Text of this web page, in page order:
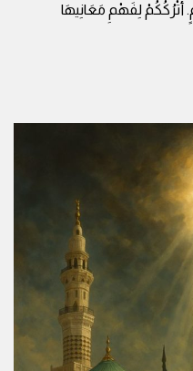
أَتْرُكُكُمْ لِفَهْمِ مَعَانِيهَا